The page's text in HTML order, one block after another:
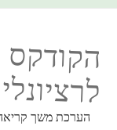
הערכת משך